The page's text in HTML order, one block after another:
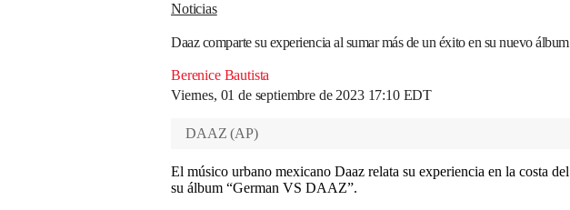
Noticias
Daaz comparte su experiencia al sumar más de un éxito en su nuevo álbum
Berenice Bautista
Viernes, 01 de septiembre de 2023 17:10 EDT
DAAZ (AP)
El músico urbano mexicano Daaz relata su experiencia en la costa del
su álbum “German VS DAAZ”.